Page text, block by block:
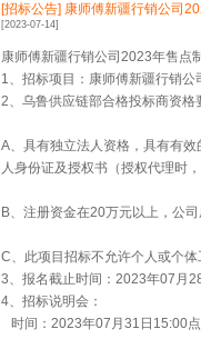
[招标公告] 康师傅新疆行销公司
[2023-07-14]
康师傅新疆行销公司2023年售点
1、招标项目：康师傅新疆行销
2、乌鲁供应链部合格投标商资格
A、具有独立法人资格，具有有
人身份证及授权书（授权代理时
B、注册资金在20万元以上，公
C、此项目招标不允许个人或个
3、报名截止时间：2023年07月
4、招标说明会：
时间：2023年07月31日15:00